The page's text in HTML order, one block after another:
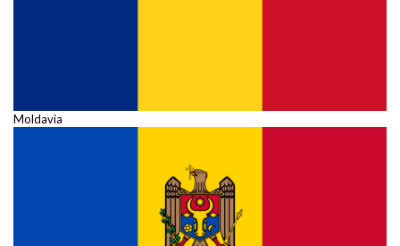
Moldavia